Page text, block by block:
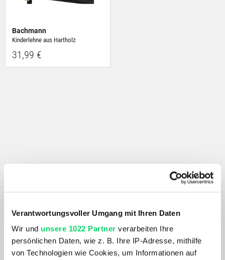
Verantwortungsvoller Umgang mit Ihren Daten
Wir und unsere 1022 Partner verarbeiten Ihre
persönlichen Daten, wie z. B. Ihre IP-Adresse, mithilfe
von Technologien wie Cookies, um Informationen auf
Bachmann
Kinderlehne aus Hartholz
31,99 €